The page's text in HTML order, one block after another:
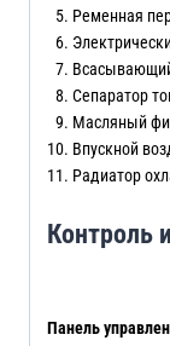
Ременная
Сепаратор
Масляный
Впускной
Радиатор
Контроль
Панель